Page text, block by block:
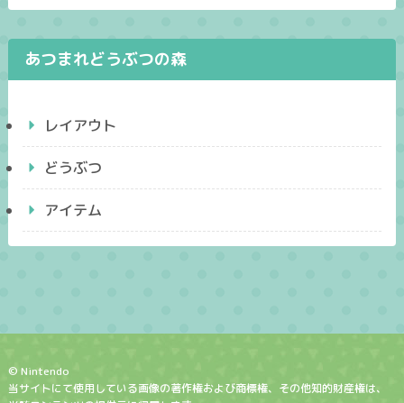
あつまれどうぶつの森
レイアウト
どうぶつ
アイテム
© Nintendo
当サイトにて使用している画像の著作権および商標権、その他知的財産権は、